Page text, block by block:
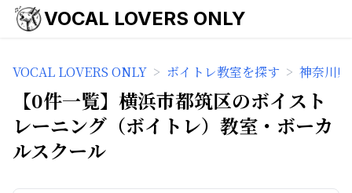
VOCAL LOVERS ONLY
VOCAL LOVERS ONLY > ボイトレ教室を探す > 神奈川
【0件一覧】横浜市都筑区のボイスト
レーニング（ボイトレ）教室・ボーカ
ルスクール